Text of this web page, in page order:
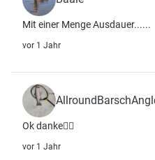
Mit einer Menge Ausdauer......
vor 1 Jahr
Ok danke👍🏻
vor 1 Jahr